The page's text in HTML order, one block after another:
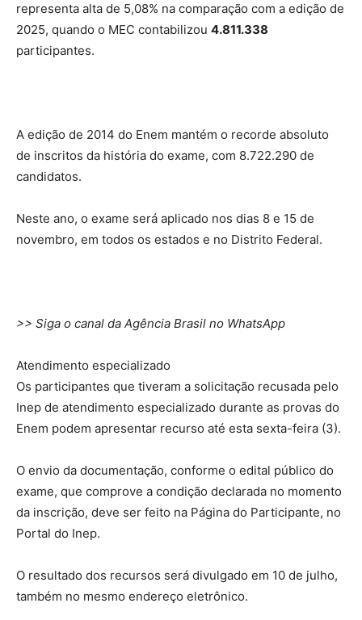
representa alta de 5,08% na comparação com a edição de
2025, quando o MEC contabilizou 4.811.338
participantes.
A edição de 2014 do Enem mantém o recorde absoluto
de inscritos da história do exame, com 8.722.290 de
candidatos.
Neste ano, o exame será aplicado nos dias 8 e 15 de
novembro, em todos os estados e no Distrito Federal.
>> Siga o canal da Agência Brasil no WhatsApp
Atendimento especializado
Os participantes que tiveram a solicitação recusada pelo
Inep de atendimento especializado durante as provas do
Enem podem apresentar recurso até esta sexta-feira (3).
O envio da documentação, conforme o edital público do
exame, que comprove a condição declarada no momento
da inscrição, deve ser feito na Página do Participante, no
Portal do Inep.
O resultado dos recursos será divulgado em 10 de julho,
também no mesmo endereço eletrônico.